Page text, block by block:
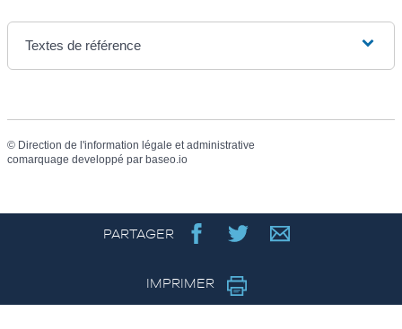
Textes de référence
© Direction de l'information légale et administrative
comarquage developpé par baseo.io
PARTAGER
IMPRIMER